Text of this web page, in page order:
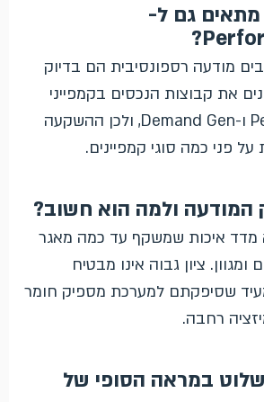
גם ל-
מודעה רספונסיבית הם בדיוק
את קבוצות הנכסים בקמפייני
Performance Max ו-Demand Gen, ולכן ההשקעה
פני כמה סוגי קמפיינים.
המודעה ולמה הוא חשוב?
מדד איכות שמשקף עד כמה מאגר
ציון גבוה אינו מבטיח
שסיפקתם למערכת מספיק חומר
רחבה.
במראה הסופי של